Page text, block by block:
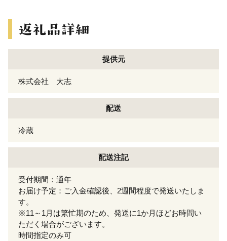
提供元
株式会社 大志
配送
冷蔵
配送注記
受付期間：通年
お届け予定：ご入金確認後、2週間程度で発送いたしま
す。
※11～1月は繁忙期のため、発送に1か月ほどお時間い
ただく場合がございます。
時間指定のみ可